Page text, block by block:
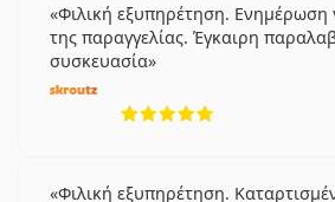
Φιλική εξυπηρέτηση. Ενημέρωση
της παραγγελίας. Έγκαιρη
συσκευασία
Φιλική εξυπηρέτηση.